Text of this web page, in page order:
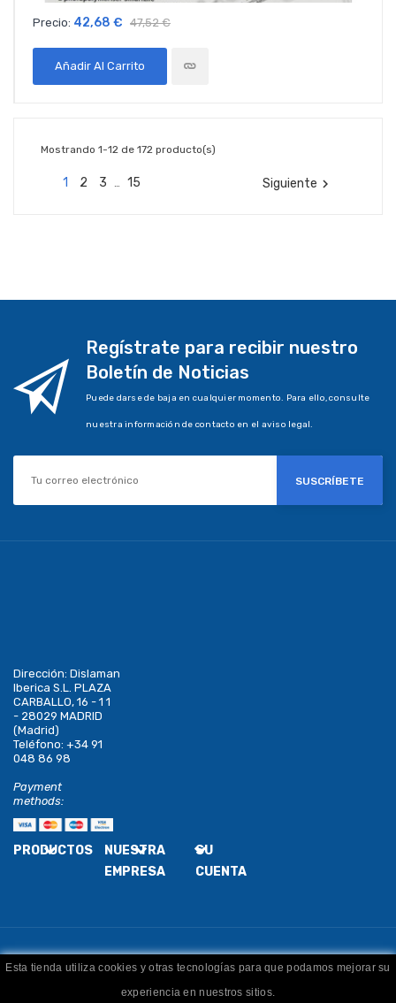
Precio: 42,68 € 47,52 €
Añadir Al Carrito
Mostrando 1-12 de 172 producto(s)
1 2 3 … 15 Siguiente 
Regístrate para recibir nuestro
Boletín de Noticias
Puede darse de baja en cualquier momento. Para ello, consulte
nuestra información de contacto en el aviso legal.
SUSCRÍBETE
Dirección: Dislaman
Iberica S.L. PLAZA
CARBALLO, 16 - 1 1
- 28029 MADRID
(Madrid)
Teléfono: +34 91
048 86 98
Payment
methods:
PRODUCTOS
NUESTRA
EMPRESA
SU
CUENTA
Esta tienda utiliza cookies y otras tecnologías para que podamos mejorar su
experiencia en nuestros sitios.
Dislaman . Todos los derechos reservados